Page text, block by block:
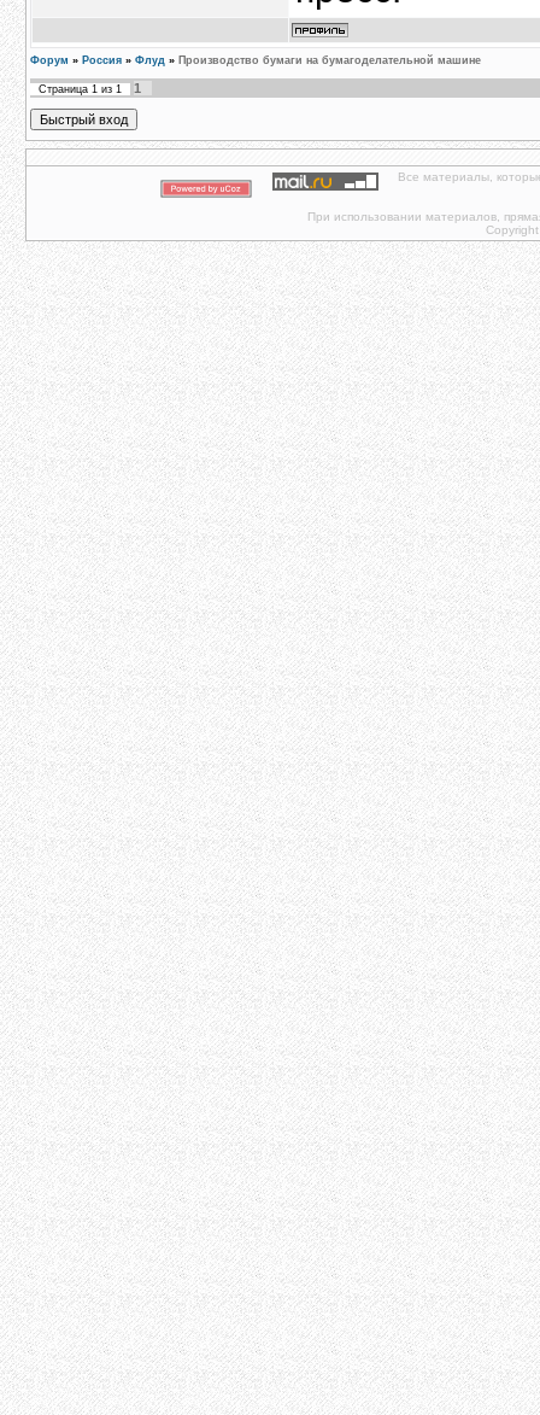
Форум » Россия » Флуд » Производство бумаги на бумагоделательной машине
Страница 1 из 1 1
Все материалы,
При использовании материалов,